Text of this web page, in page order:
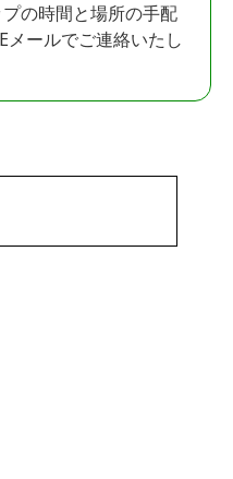
の時間と場所の手配
メールでご連絡いたし